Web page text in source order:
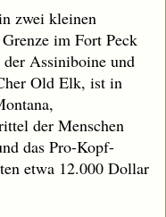
zwei kleinen
im Fort Peck
Assiniboine und
Old Elk, ist in
der Menschen
das Pro-Kopf-
etwa 12.000 Dollar